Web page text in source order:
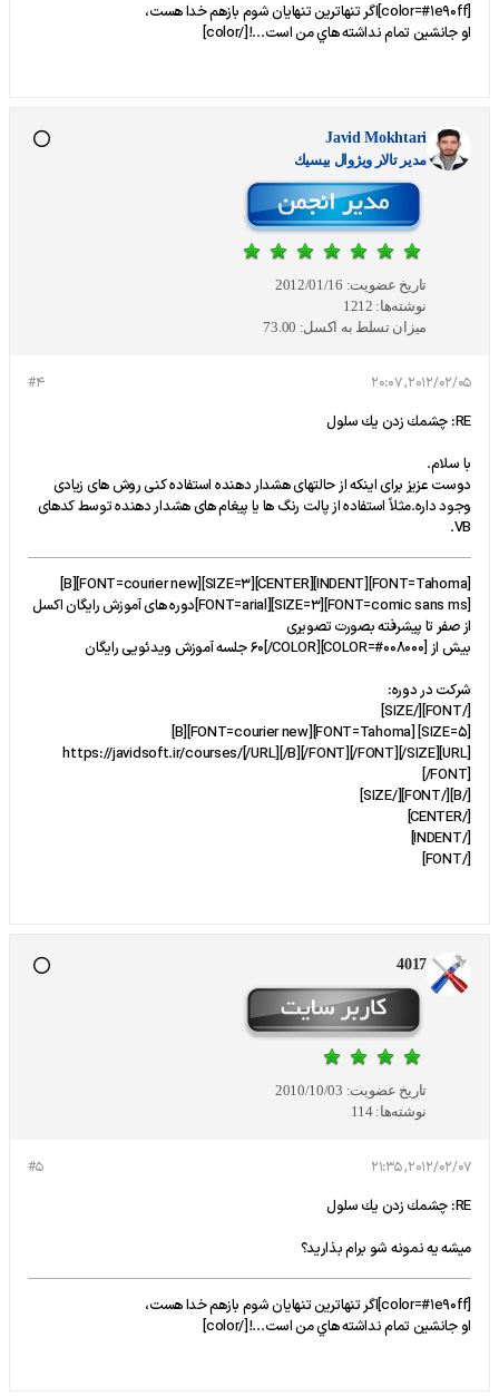
[color=#1e90ff]اگر تنهاترين تنهايان شوم بازهم خدا هست،
او جانشين تمام نداشته هاي من است...![/color]
Javid Mokhtari
مدير تالار ويژوال بيسيك
تاریخ عضویت: 2012/01/16
نوشته‌ها: 1212
میزان تسلط به اکسل: 73.00
#4 2012/02/05, 20:07
RE: چشمك زدن يك سلول
با سلام.
دوست عزیز برای اینکه از حالتهای هشدار دهنده استفاده کنی روش های زیادی
وجود داره.مثلاً استفاده از پالت رنگ ها یا پیغام های هشدار دهنده توسط کدهای
VB.
[FONT=Tahoma][INDENT][CENTER][SIZE=3][FONT=courier new][B]
[FONT=comic sans ms][SIZE=3][FONT=arial]دوره های آموزش رایگان اکسل
از صفر تا پیشرفته بصورت تصویری
بیش از [COLOR=#008000]60[/COLOR] جلسه آموزش ویدئویی رایگان
شرکت در دوره:
[/FONT][/SIZE]
[SIZE=5] [FONT=Tahoma][FONT=courier new][B]
[URL]https://javidsoft.ir/courses/[/URL][/B][/FONT][/FONT][/SIZE]
[/FONT]
[/B][/FONT][/SIZE]
[/CENTER]
[/INDENT]
[/FONT]
4017
تاریخ عضویت: 2010/10/03
نوشته‌ها: 114
#5 2012/02/07, 21:35
RE: چشمك زدن يك سلول
ميشه يه نمونه شو برام بذاريد؟
[color=#1e90ff]اگر تنهاترين تنهايان شوم بازهم خدا هست،
او جانشين تمام نداشته هاي من است...![/color]